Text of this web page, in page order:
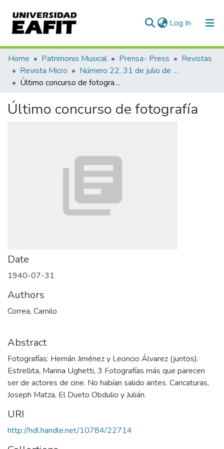
Log In (current)
Communities & Collections
All of DSpace
Home Patrimonio Musical Prensa- Press
Revistas
Revista Micro
Número 22, 31 de julio de 1940
Último concurso de fotografía
Último concurso de fotografía
Date
1940-07-31
Authors
Correa, Camilo
Abstract
Fotografías: Hernán Jiménez y Leoncio Álvarez (juntos).
Estrellita, Marina Ughetti, 3 Fotografías más que parecen
ser de actores de cine. No habían salido antes. Caricaturas,
Joseph Matza, El Dueto Obdulio y Julián.
URI
http://hdl.handle.net/10784/22714